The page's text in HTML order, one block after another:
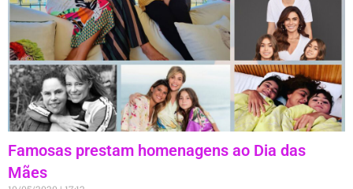
Famosas prestam homenagens ao Dia das
Mães